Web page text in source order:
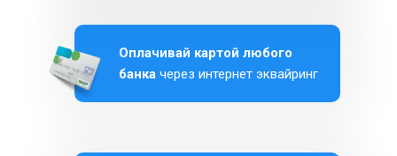
Оплачивай картой любого
банка через интернет эквайринг